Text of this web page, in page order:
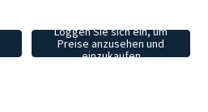
Loggen Sie sich ein, um
Preise anzusehen und
einzukaufen